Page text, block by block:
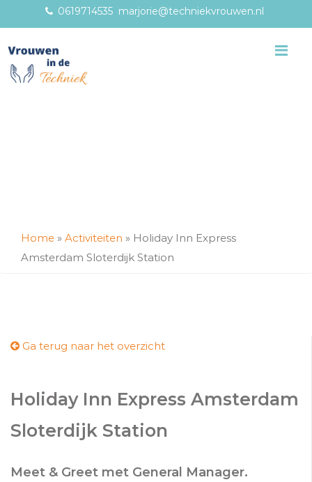
0619714535 marjorie@techniekvrouwen.nl
Home » Activiteiten » Holiday Inn Express
Amsterdam Sloterdijk Station
Ga terug naar het overzicht
Holiday Inn Express Amsterdam
Sloterdijk Station
Meet & Greet met General Manager.